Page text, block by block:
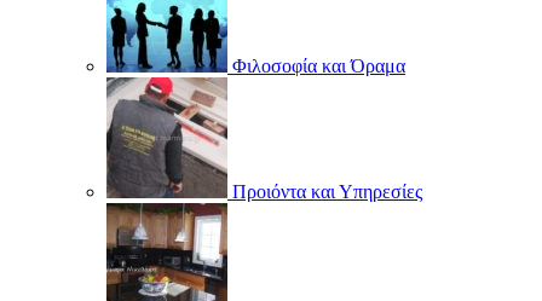
Φιλοσοφία και Όραμα
Προιόντα και Υπηρεσίες